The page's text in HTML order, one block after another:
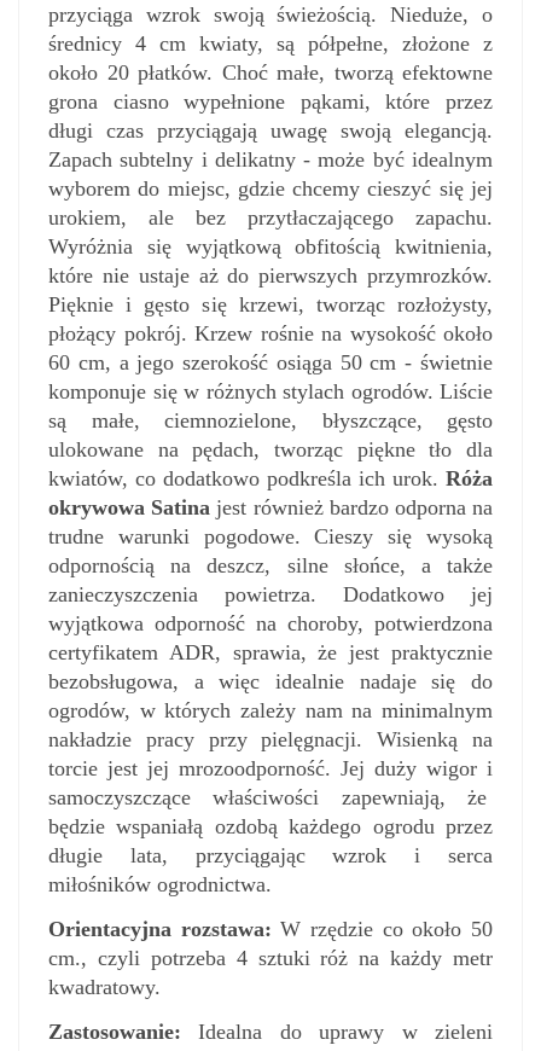
przyciąga wzrok swoją świeżością. Nieduże, o
średnicy 4 cm kwiaty, są półpełne, złożone z
około 20 płatków. Choć małe, tworzą efektowne
grona ciasno wypełnione pąkami, które przez
długi czas przyciągają uwagę swoją elegancją.
Zapach subtelny i delikatny - może być idealnym
wyborem do miejsc, gdzie chcemy cieszyć się jej
urokiem, ale bez przytłaczającego zapachu.
Wyróżnia się wyjątkową obfitością kwitnienia,
które nie ustaje aż do pierwszych przymrozków.
Pięknie i gęsto się krzewi, tworząc rozłożysty,
płożący pokrój. Krzew rośnie na wysokość około
60 cm, a jego szerokość osiąga 50 cm - świetnie
komponuje się w różnych stylach ogrodów. Liście
są małe, ciemnozielone, błyszczące, gęsto
ulokowane na pędach, tworząc piękne tło dla
kwiatów, co dodatkowo podkreśla ich urok. Róża
okrywowa Satina jest również bardzo odporna na
trudne warunki pogodowe. Cieszy się wysoką
odpornością na deszcz, silne słońce, a także
zanieczyszczenia powietrza. Dodatkowo jej
wyjątkowa odporność na choroby, potwierdzona
certyfikatem ADR, sprawia, że jest praktycznie
bezobsługowa, a więc idealnie nadaje się do
ogrodów, w których zależy nam na minimalnym
nakładzie pracy przy pielęgnacji. Wisienką na
torcie jest jej mrozoodporność. Jej duży wigor i
samoczyszczące właściwości zapewniają, że
będzie wspaniałą ozdobą każdego ogrodu przez
długie lata, przyciągając wzrok i serca
miłośników ogrodnictwa.
Orientacyjna rozstawa: W rzędzie co około 50
cm., czyli potrzeba 4 sztuki róż na każdy metr
kwadratowy.
Zastosowanie: Idealna do uprawy w zieleni